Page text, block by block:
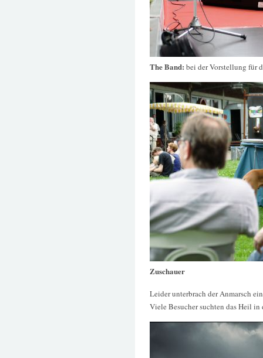
The Band: bei der Vorstellung für
Zuschauer
Leider unterbrach der Anmarsch
Viele Besucher suchten das Heil